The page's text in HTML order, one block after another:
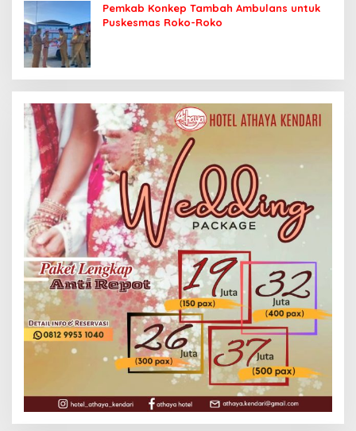
Pemkab Konkep Tambah Ambulans untuk
Puskesmas Roko-Roko